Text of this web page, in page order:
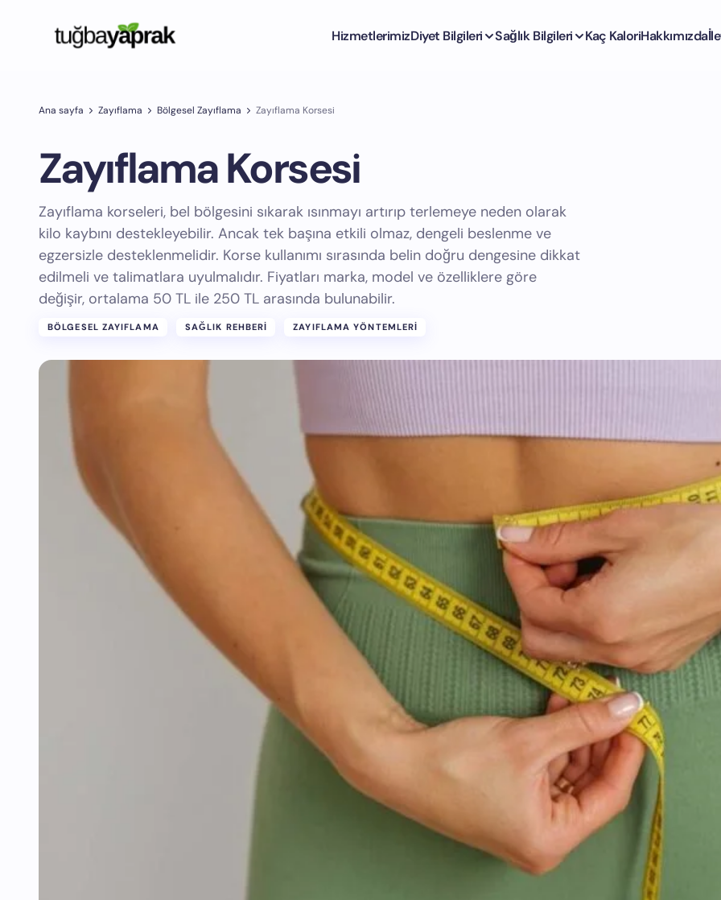
HizmetlerimizDiyet Bilgileri Sağlık Bilgileri Kaç KaloriHakkımızda
Ana sayfa Zayıflama Bölgesel Zayıflama Zayıflama Korsesi
Zayıflama Korsesi
Zayıflama korseleri, bel bölgesini sıkarak ısınmayı artırıp terlemeye neden olarak
kilo kaybını destekleyebilir. Ancak tek başına etkili olmaz, dengeli beslenme ve
egzersizle desteklenmelidir. Korse kullanımı sırasında belin doğru dengesine dikkat
edilmeli ve talimatlara uyulmalıdır. Fiyatları marka, model ve özelliklere göre
değişir, ortalama 50 TL ile 250 TL arasında bulunabilir.
BÖLGESEL ZAYIFLAMA SAĞLIK REHBERI ZAYIFLAMA YÖNTEMLERI